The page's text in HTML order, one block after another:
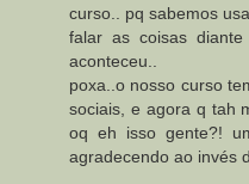
curso.. pq sabemos
falar as coisas
aconteceu..
poxa..o nosso curso
sociais, e agora q tah
oq eh isso gente?!
agradecendo ao invés